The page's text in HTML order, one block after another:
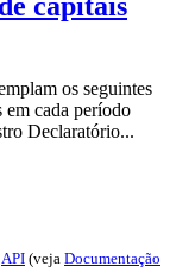
os seguintes
em cada período
Declaratório...
API (veja Documentação